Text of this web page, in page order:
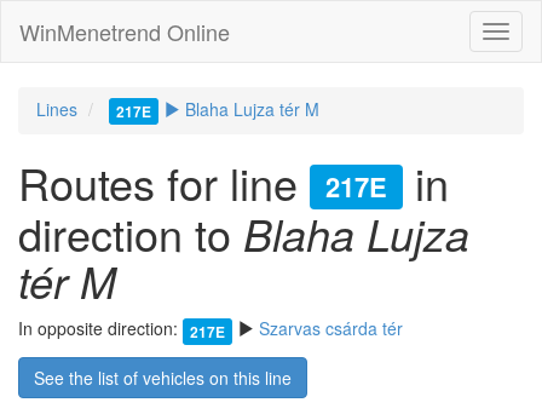
WinMenetrend Online
Lines 217E Blaha Lujza tér M
Routes for line 217E
in
direction to Blaha Lujza
tér M
In opposite direction: 217E Szarvas csárda tér
See the list of vehicles on this line